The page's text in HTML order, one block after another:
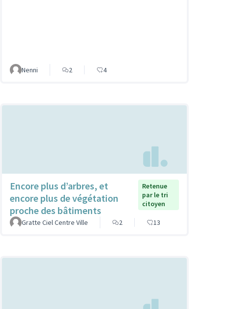
Nenni 2 4
Encore plus d’arbres, et
encore plus de végétation
proche des bâtiments
Retenue
par le tri
citoyen
Gratte Ciel Centre Ville 2 13